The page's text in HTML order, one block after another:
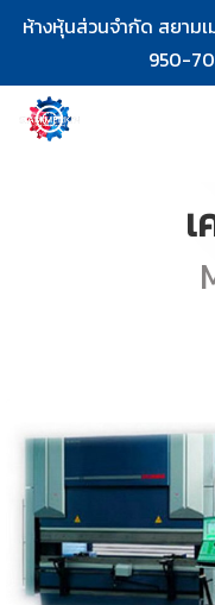
ห้างหุ้นส่วนจำกัด สยาม
950-